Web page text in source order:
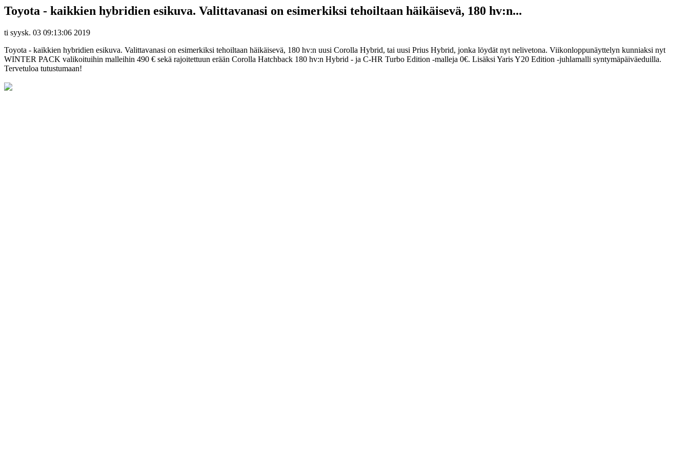
Toyota - kaikkien hybridien esikuva. Valittavanasi on esimerkiksi tehoiltaan häikäisevä, 180 hv:n...
ti syysk. 03 09:13:06 2019
Toyota - kaikkien hybridien esikuva. Valittavanasi on esimerkiksi tehoiltaan häikäisevä, 180 hv:n uusi Corolla Hybrid, tai uusi Prius Hybrid, jonka löydät nyt nelivetona. Viikonloppunäyttelyn kunniaksi nyt
WINTER PACK valikoituihin malleihin 490 € sekä rajoitettuun erään Corolla Hatchback 180 hv:n Hybrid - ja C-HR Turbo Edition -malleja 0€. Lisäksi Yaris Y20 Edition -juhlamalli syntymäpäiväeduilla.
Tervetuloa tutustumaan!